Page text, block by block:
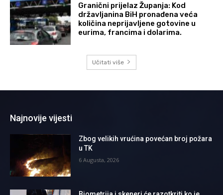
Granični prijelaz Županja: Kod
državljanina BiH pronađena veća
količina neprijavljene gotovine u
eurima, francima i dolarima.
Učitati više
Najnovije vijesti
Zbog velikih vrućina povećan broj požara
u TK
6 Augusta, 2026